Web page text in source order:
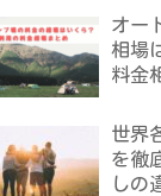
オー
相場
料金
世界
を徹
しの